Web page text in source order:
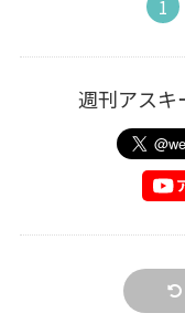
1
週刊アスキ